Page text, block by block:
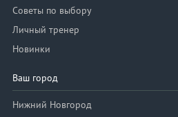
Советы по выбору
Личный тренер
Новинки
Ваш город
Нижний Новгород